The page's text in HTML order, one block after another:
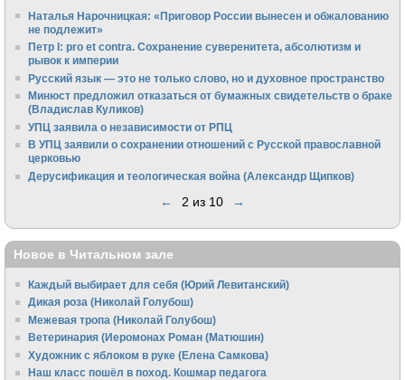
Наталья Нарочницкая: «Приговор России вынесен и обжалованию
не подлежит»
Петр I: pro et contra. Сохранение суверенитета, абсолютизм и
рывок к империи
Русский язык — это не только слово, но и духовное пространство
Минюст предложил отказаться от бумажных свидетельств о браке
(Владислав Куликов)
УПЦ заявила о независимости от РПЦ
В УПЦ заявили о сохранении отношений с Русской православной
церковью
Дерусификация и теологическая война (Александр Щипков)
← 2 из 10 →
Новое в Читальном зале
Каждый выбирает для себя (Юрий Левитанский)
Дикая роза (Николай Голубош)
Межевая тропа (Николай Голубош)
Ветеринария (Иеромонах Роман (Матюшин)
Художник с яблоком в руке (Елена Самкова)
Наш класс пошёл в поход. Кошмар педагога